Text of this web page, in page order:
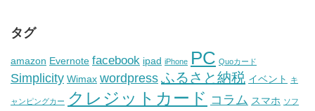
タグ
amazon Evernote facebook ipad iPhone PC Quoカード
Simplicity Wimax wordpressふるさと納税 イベント キ
ャンピングカー クレジットカード コラム スマホ ソフ